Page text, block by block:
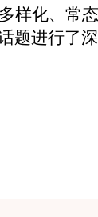
样化、常态
题进行了